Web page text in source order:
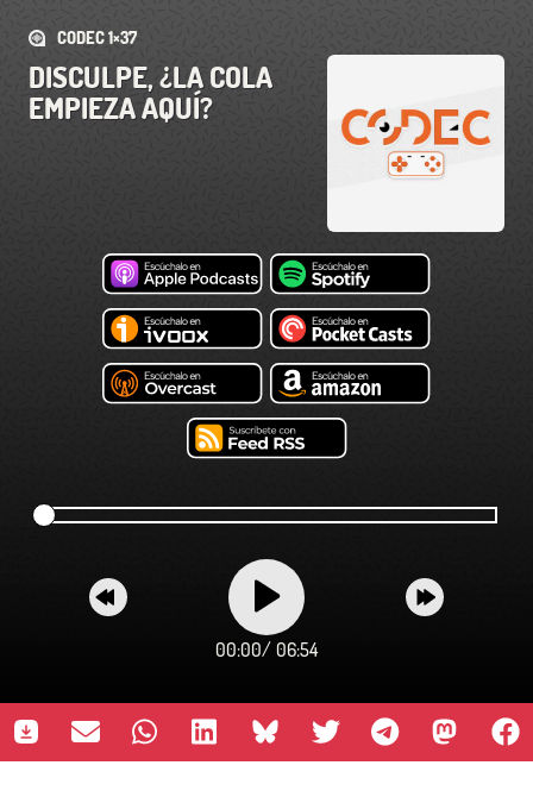
CODEC 1×37
DISCULPE, ¿LA COLA
EMPIEZA AQUÍ?
00:00/ 06:54